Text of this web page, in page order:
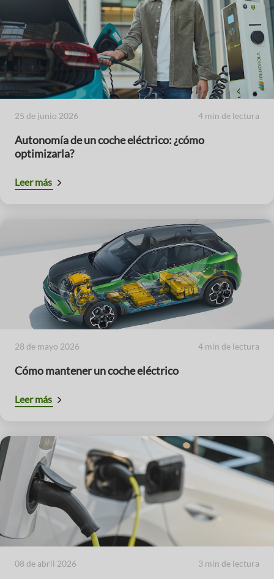
25 de junio 2026 4 min de lectura
Autonomía de un coche eléctrico: ¿cómo
optimizarla?
Leer más
28 de mayo 2026 4 min de lectura
Cómo mantener un coche eléctrico
Leer más
08 de abril 2026 3 min de lectura